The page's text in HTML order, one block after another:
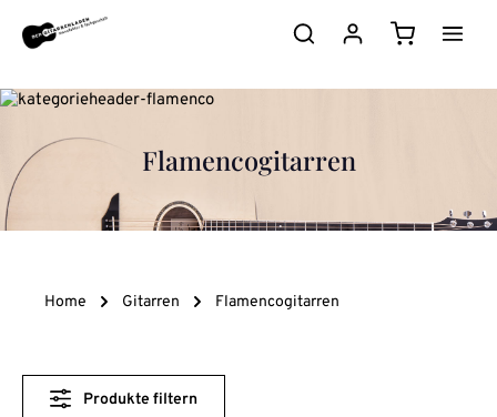
Zum Hauptinhalt springen
Flamencogitarren
Home Gitarren Flamencogitarren
Produkte filtern